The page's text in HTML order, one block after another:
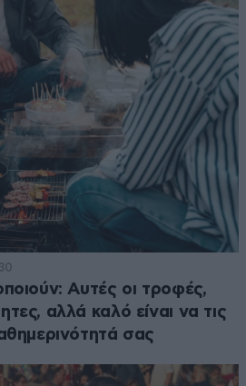
Αυτές οι τροφές,
αλλά καλό είναι να τις
σας